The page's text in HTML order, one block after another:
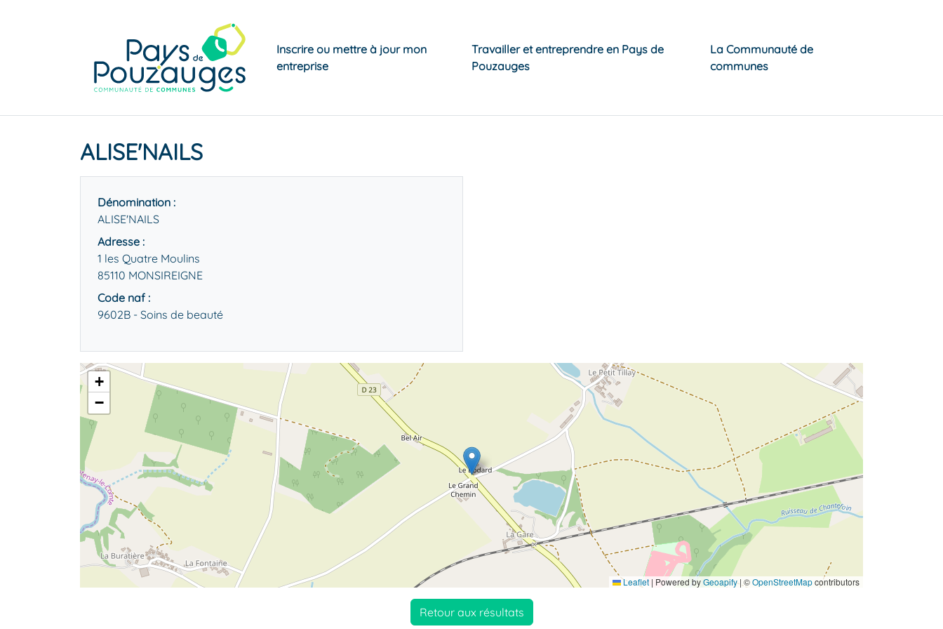
Inscrire ou mettre à jour mon
entreprise
Travailler et entreprendre en Pays de
Pouzauges
La Communauté de
communes
ALISE'NAILS
Dénomination :
ALISE'NAILS
Adresse :
1 les Quatre Moulins
85110 MONSIREIGNE
Code naf :
9602B - Soins de beauté
+
−
Leaflet | Powered byGeoapify| ©OpenStreetMapcontributors
Retour aux résultats